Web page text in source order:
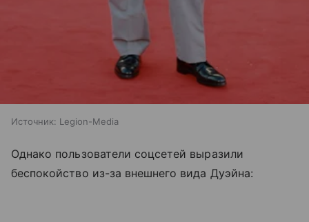
Источник: Legion-Media
Однако пользователи соцсетей выразили
беспокойство из-за внешнего вида Дуэйна: